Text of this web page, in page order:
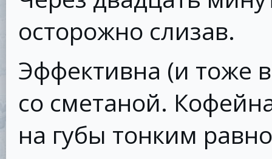
осторожно слизав.
Эффективна (и тоже
со сметаной.
на губы тонким